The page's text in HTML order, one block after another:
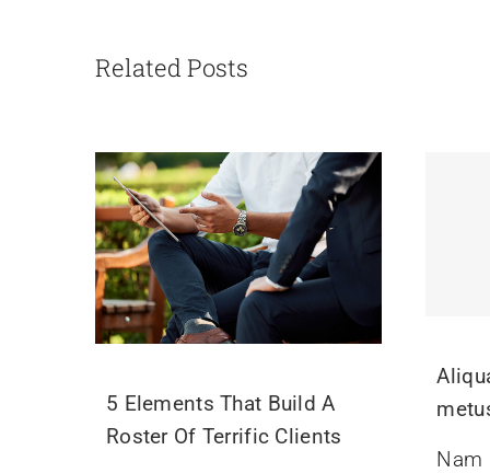
Related Posts
5 Elements That Build A
Roster Of Terrific Clients
Nam